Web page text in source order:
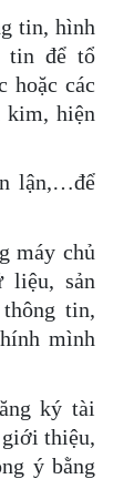
tin, hình
tin để tổ
hoặc các
kim, hiện
lận,…để
máy chủ
liệu, sản
tin,
mình
ký tài
giới thiệu,
ý bằng